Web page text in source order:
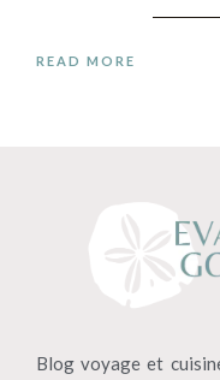
READ MORE
Blog voyage et